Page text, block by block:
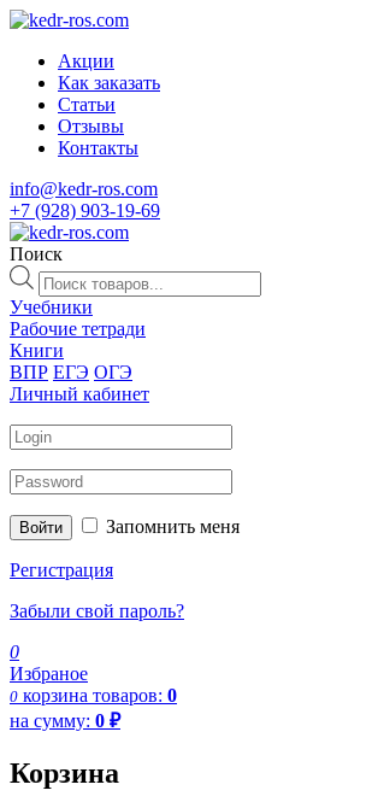
Акции
Как заказать
Статьи
Отзывы
Контакты
info@kedr-ros.com
+7 (928) 903-19-69
Поиск
Поиск
товаров
Учебники
Рабочие тетради
Книги
ВПР ЕГЭ ОГЭ
Личный кабинет
Войти Запомнить меня
Регистрация
Забыли свой пароль?
0
Избраное
0 корзина товаров: 0
на сумму: 0 ₽
Корзина